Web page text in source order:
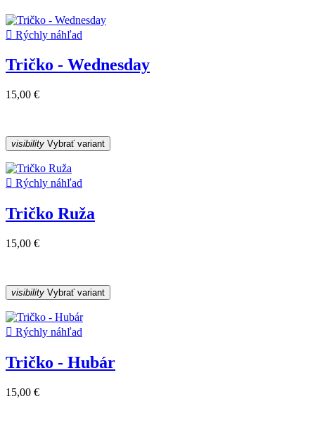
 Rýchly náhľad
Tričko - Wednesday
15,00 €
visibility Vybrať variant
 Rýchly náhľad
Tričko Ruža
15,00 €
visibility Vybrať variant
 Rýchly náhľad
Tričko - Hubár
15,00 €